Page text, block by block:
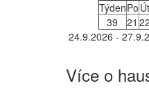
TýdenPo Út
39
21 22
24.9.2026 -
Více o